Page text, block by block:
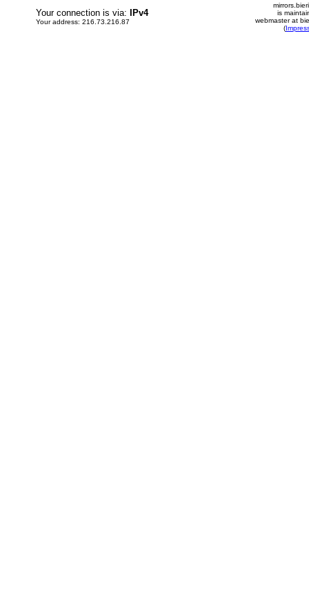
Your connection is via: IPv4
Your address: 216.73.216.87
is
webmaster at
(